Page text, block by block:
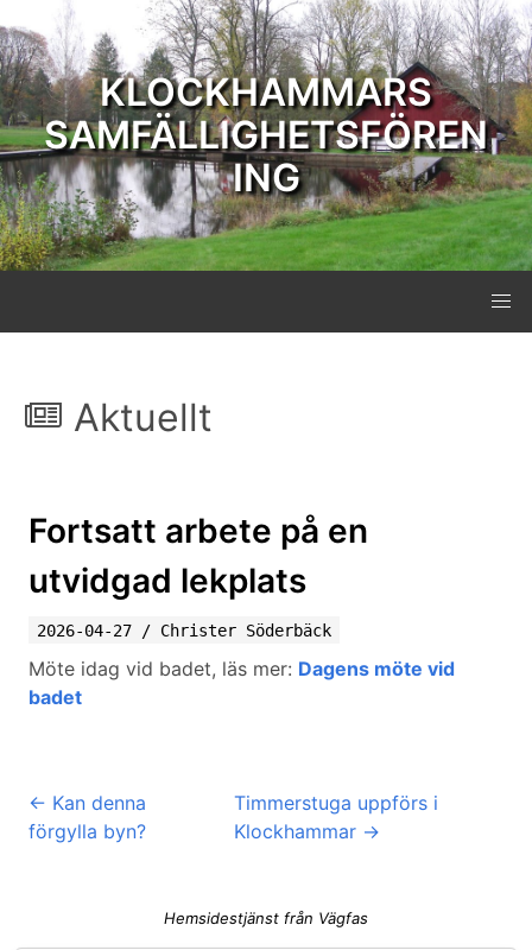
KLOCKHAMMARS
SAMFÄLLIGHETSFÖREN
ING
Aktuellt
Fortsatt arbete på en
utvidgad lekplats
2026-04-27 / Christer Söderbäck
Möte idag vid badet, läs mer: Dagens möte vid
badet
← Kan denna
förgylla byn?
Timmerstuga uppförs i
Klockhammar→
Hemsidestjänst från Vägfas